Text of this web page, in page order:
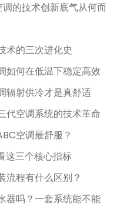
的技术创新底气从何而
术的三次进化史
如何在低温下稳定高效
辐射供冷才是真舒适
代空调系统的技术革命
空调最舒服？
这三个核心指标
流程有什么区别？
器吗？一套系统能不能